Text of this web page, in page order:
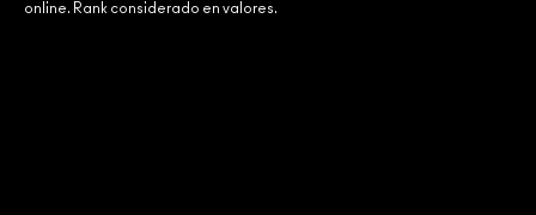
online. Rank considerado en valores.